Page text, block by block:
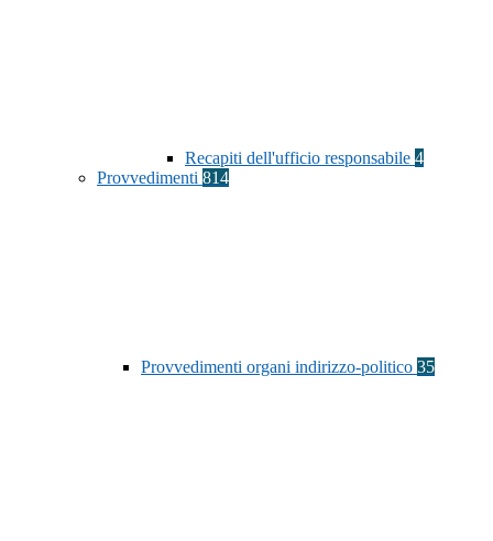
Recapiti dell'ufficio responsabile 4
Provvedimenti 814
Provvedimenti organi indirizzo-politico 35